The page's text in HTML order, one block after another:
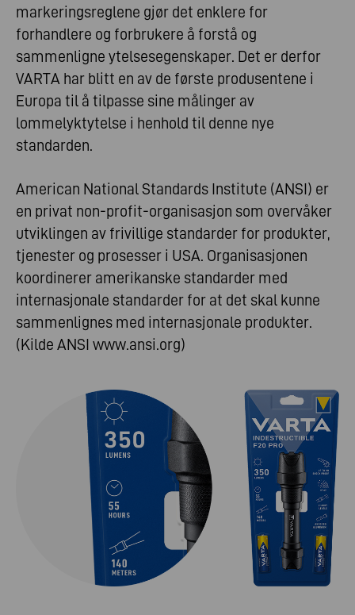
markeringsreglene gjør det enklere for
forhandlere og forbrukere å forstå og
sammenligne ytelsesegenskaper. Det er derfor
VARTA har blitt en av de første produsentene i
Europa til å tilpasse sine målinger av
lommelyktytelse i henhold til denne nye
standarden.
American National Standards Institute (ANSI) er
en privat non-profit-organisasjon som overvåker
utviklingen av frivillige standarder for produkter,
tjenester og prosesser i USA. Organisasjonen
koordinerer amerikanske standarder med
internasjonale standarder for at det skal kunne
sammenlignes med internasjonale produkter.
(Kilde ANSI www.ansi.org)